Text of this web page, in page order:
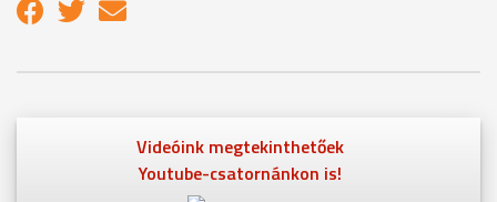
Videóink megtekinthetőek
Youtube-csatornánkon is!